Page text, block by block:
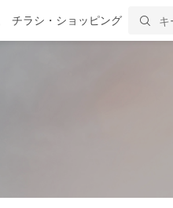
チラシ・ショッピング